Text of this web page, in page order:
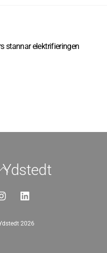
stannar elektrifieringen
Back
Top
2026